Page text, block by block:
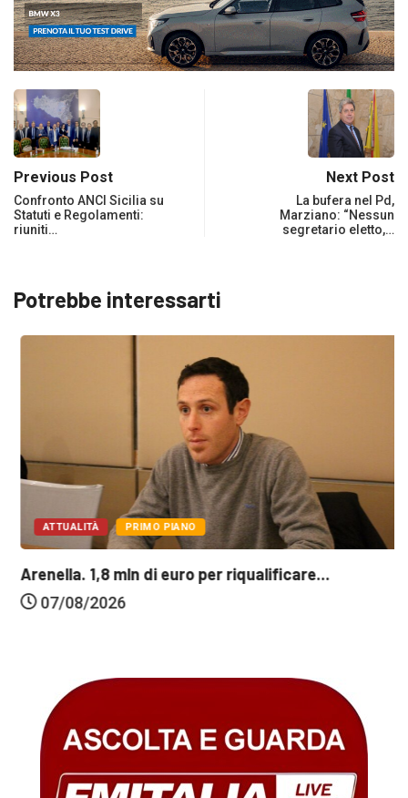
Previous Post
Confronto ANCI Sicilia su
Statuti e Regolamenti:
riuniti…
Next Post
La bufera nel Pd,
Marziano: “Nessun
segretario eletto,…
Potrebbe interessarti
ATTUALITÀ PRIMO PIANO
Arenella. 1,8 mln di euro per riqualificare...
07/08/2026